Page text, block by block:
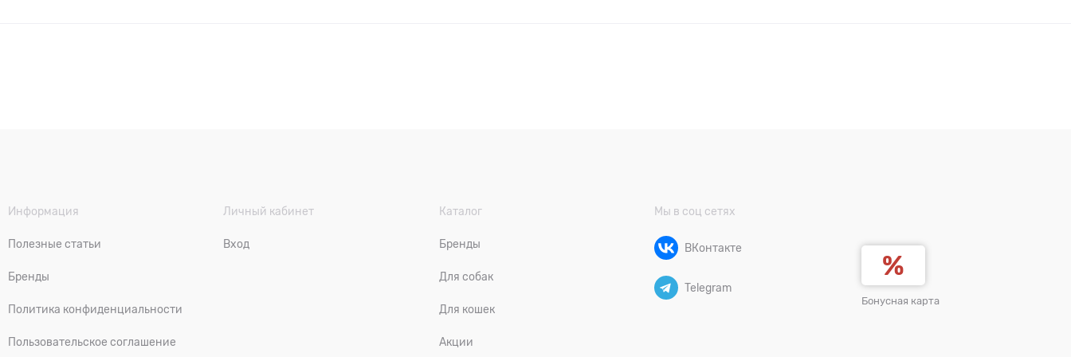
Информация
Полезные статьи
Бренды
Политика конфиденциальности
Пользовательское соглашение
Личный кабинет
Вход
Каталог
Бренды
Для собак
Для кошек
Акции
Мы в соц сетях
ВКонтакте
Telegram
Бонусная карта